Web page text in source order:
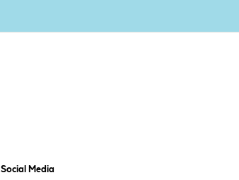
Social Media